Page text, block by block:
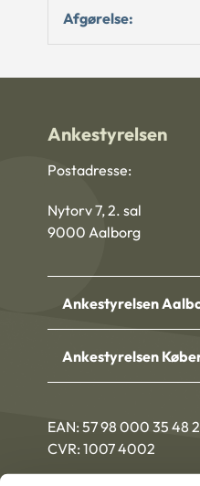
Afgørelse:
Ankestyrelsen
Postadresse:
Nytorv 7, 2. sal
9000 Aalborg
Ankestyrelsen
Ankestyrelsen
EAN: 57 98 000 35 48
CVR: 1007 4002